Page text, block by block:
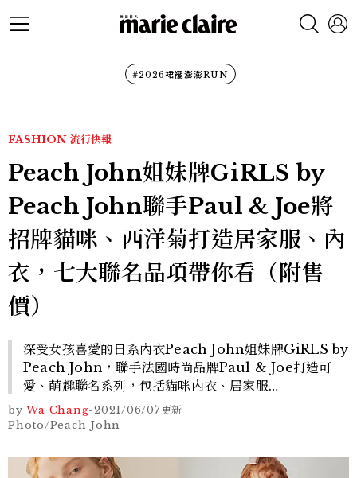
#2026裙襬澎澎RUN
FASHION 流行快報
Peach John姐妹牌GiRLS by
Peach John聯手Paul & Joe將
招牌貓咪、西洋菊打造居家服、內
衣，七大聯名品項帶你看（附售
價）
深受女孩喜愛的日系內衣Peach John姐妹牌GiRLS by
Peach John，聯手法國時尚品牌Paul & Joe打造可
愛、萌趣聯名系列，包括貓咪內衣、居家服…
by Wa Chang-2021/06/07更新
Photo/Peach John